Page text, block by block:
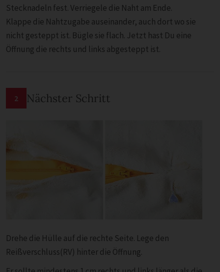
Stecknadeln fest. Verriegele die Naht am Ende.
Klappe die Nahtzugabe auseinander, auch dort wo sie
nicht gesteppt ist. Bügle sie flach. Jetzt hast Du eine
Öffnung die rechts und links abgesteppt ist.
2 Nächster Schritt
Drehe die Hülle auf die rechte Seite. Lege den
Reißverschluss(RV) hinter die Öffnung.